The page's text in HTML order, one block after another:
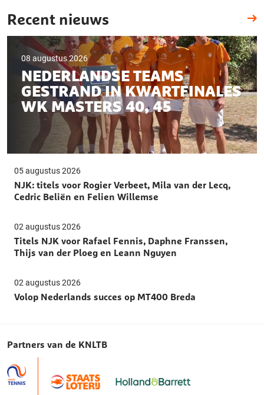
Recent nieuws
08 augustus 2026
NEDERLANDSE TEAMS
GESTRAND IN KWARTFINALES
WK MASTERS 40, 45
05 augustus 2026
NJK: titels voor Rogier Verbeet, Mila van der Lecq,
Cedric Beliën en Felien Willemse
02 augustus 2026
Titels NJK voor Rafael Fennis, Daphne Franssen,
Thijs van der Ploeg en Leann Nguyen
02 augustus 2026
Volop Nederlands succes op MT400 Breda
Partners van de KNLTB